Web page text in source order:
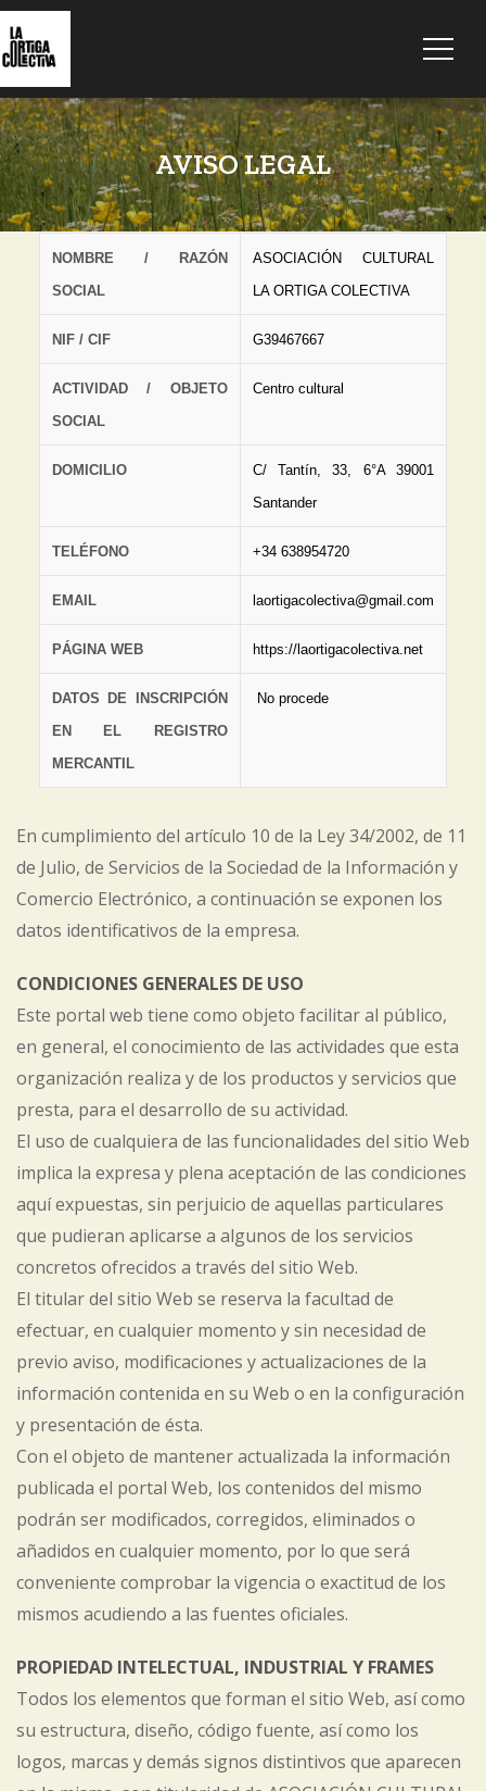
AVISO LEGAL
NOMBRE / RAZÓN
SOCIAL
ASOCIACIÓN CULTURAL
LA ORTIGA COLECTIVA
NIF / CIF G39467667
ACTIVIDAD / OBJETO
SOCIAL
Centro cultural
DOMICILIO
C/ Tantín, 33, 6°A 39001
Santander
TELÉFONO +34 638954720
EMAIL laortigacolectiva@gmail.com
PÁGINA WEB https://laortigacolectiva.net
DATOS DE INSCRIPCIÓN
EN EL REGISTRO
MERCANTIL
No procede
En cumplimiento del artículo 10 de la Ley 34/2002, de 11
de Julio, de Servicios de la Sociedad de la Información y
Comercio Electrónico, a continuación se exponen los
datos identificativos de la empresa.
CONDICIONES GENERALES DE USO
Este portal web tiene como objeto facilitar al público,
en general, el conocimiento de las actividades que esta
organización realiza y de los productos y servicios que
presta, para el desarrollo de su actividad.
El uso de cualquiera de las funcionalidades del sitio Web
implica la expresa y plena aceptación de las condiciones
aquí expuestas, sin perjuicio de aquellas particulares
que pudieran aplicarse a algunos de los servicios
concretos ofrecidos a través del sitio Web.
El titular del sitio Web se reserva la facultad de
efectuar, en cualquier momento y sin necesidad de
previo aviso, modificaciones y actualizaciones de la
información contenida en su Web o en la configuración
y presentación de ésta.
Con el objeto de mantener actualizada la información
publicada el portal Web, los contenidos del mismo
podrán ser modificados, corregidos, eliminados o
añadidos en cualquier momento, por lo que será
conveniente comprobar la vigencia o exactitud de los
mismos acudiendo a las fuentes oficiales.
PROPIEDAD INTELECTUAL, INDUSTRIAL Y FRAMES
Todos los elementos que forman el sitio Web, así como
su estructura, diseño, código fuente, así como los
logos, marcas y demás signos distintivos que aparecen